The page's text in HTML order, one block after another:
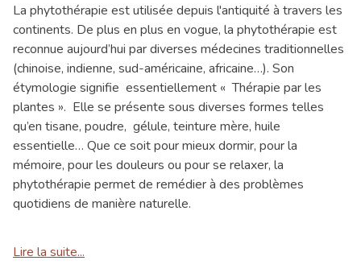
La phytothérapie est utilisée depuis l'antiquité à travers les
continents. De plus en plus en vogue, la phytothérapie est
reconnue aujourd’hui par diverses médecines traditionnelles
(chinoise, indienne, sud-américaine, africaine…). Son
étymologie signifie essentiellement « Thérapie par les
plantes ». Elle se présente sous diverses formes telles
qu’en tisane, poudre, gélule, teinture mère, huile
essentielle… Que ce soit pour mieux dormir, pour la
mémoire, pour les douleurs ou pour se relaxer, la
phytothérapie permet de remédier à des problèmes
quotidiens de manière naturelle.
Lire la suite...